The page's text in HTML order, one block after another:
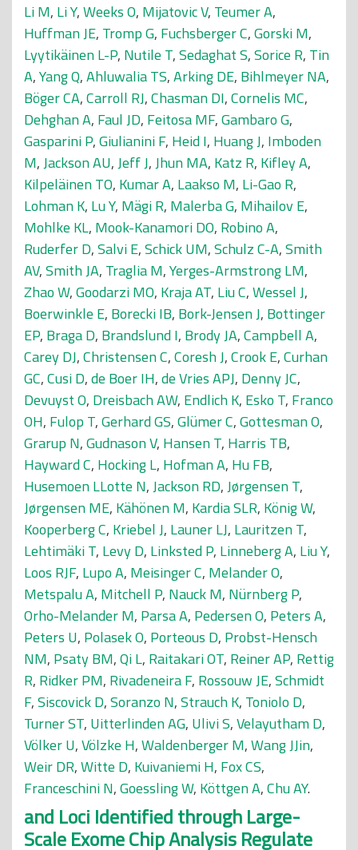
Li M, Li Y,Weeks O, Mijatovic V, Teumer A,
Huffman JE, Tromp G, Fuchsberger C,Gorski M,
Lyytikäinen L-P, Nutile T,Sedaghat S,Sorice R, Tin
A,Yang Q,Ahluwalia TS,Arking DE, Bihlmeyer NA,
Böger CA,Carroll RJ,Chasman DI,Cornelis MC,
Dehghan A, Faul JD, Feitosa MF,Gambaro G,
Gasparini P,Giulianini F, Heid I, Huang J, Imboden
M,Jackson AU,Jeff J,Jhun MA, Katz R, Kifley A,
Kilpeläinen TO, Kumar A, Laakso M, Li-Gao R,
Lohman K, Lu Y, Mägi R, Malerba G, Mihailov E,
Mohlke KL, Mook-Kanamori DO, Robino A,
Ruderfer D,Salvi E,Schick UM,Schulz C-A,Smith
AV,Smith JA, Traglia M,Yerges-Armstrong LM,
Zhao W,Goodarzi MO, Kraja AT, Liu C,Wessel J,
Boerwinkle E, Borecki IB, Bork-Jensen J, Bottinger
EP, Braga D, Brandslund I, Brody JA,Campbell A,
Carey DJ,Christensen C,Coresh J,Crook E,Curhan
GC,Cusi D,de Boer IH,de Vries APJ, Denny JC,
Devuyst O, Dreisbach AW, Endlich K, Esko T, Franco
OH, Fulop T,Gerhard GS,Glümer C,Gottesman O,
Grarup N,Gudnason V, Hansen T, Harris TB,
Hayward C, Hocking L, Hofman A, Hu FB,
Husemoen LLotte N,Jackson RD,Jørgensen T,
Jørgensen ME, Kähönen M, Kardia SLR, König W,
Kooperberg C, Kriebel J, Launer LJ, Lauritzen T,
Lehtimäki T, Levy D, Linksted P, Linneberg A, Liu Y,
Loos RJF, Lupo A, Meisinger C, Melander O,
Metspalu A, Mitchell P, Nauck M, Nürnberg P,
Orho-Melander M, Parsa A, Pedersen O, Peters A,
Peters U, Polasek O, Porteous D, Probst-Hensch
NM, Psaty BM,Qi L, Raitakari OT, Reiner AP, Rettig
R, Ridker PM, Rivadeneira F, Rossouw JE,Schmidt
F,Siscovick D,Soranzo N,Strauch K, Toniolo D,
Turner ST, Uitterlinden AG, Ulivi S,Velayutham D,
Völker U,Völzke H,Waldenberger M,Wang JJin,
Weir DR,Witte D, Kuivaniemi H, Fox CS,
Franceschini N,Goessling W, Köttgen A,Chu AY.
and Loci Identified through Large-
Scale Exome Chip Analysis Regulate